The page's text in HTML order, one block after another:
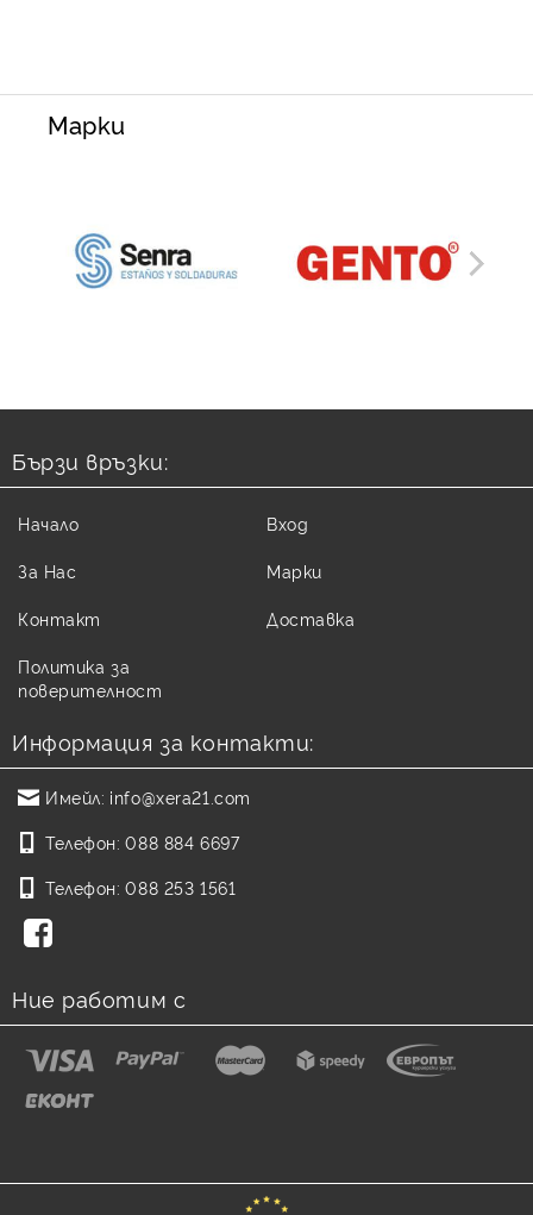
Марки
Бързи връзки:
Начало
За Нас
Контакт
Политика за
поверителност
Вход
Марки
Доставка
Информация за контакти:
Имейл: info@xera21.com
Телефон: 088 884 6697
Телефон: 088 253 1561
Ние работим с